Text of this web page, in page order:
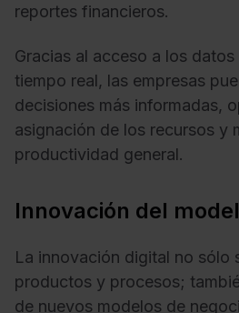
reportes financieros.
Gracias al acceso a los datos
tiempo real, las empresas
decisiones más informadas,
asignación de los recursos y
productividad general.
Innovación del
La innovación digital no sólo
productos y procesos;
de nuevos modelos de